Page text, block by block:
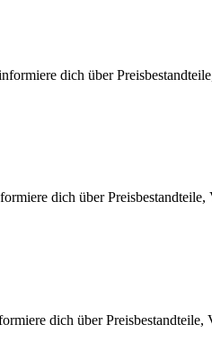
dich über
dich über
dich über